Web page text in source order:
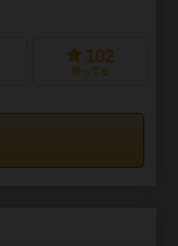
102
持ってる